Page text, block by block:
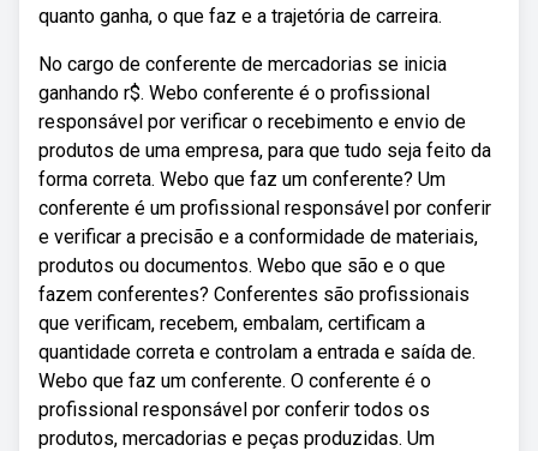
quanto ganha, o que faz e a trajetória de carreira.
No cargo de conferente de mercadorias se inicia
ganhando r$. Webo conferente é o profissional
responsável por verificar o recebimento e envio de
produtos de uma empresa, para que tudo seja feito da
forma correta. Webo que faz um conferente? Um
conferente é um profissional responsável por conferir
e verificar a precisão e a conformidade de materiais,
produtos ou documentos. Webo que são e o que
fazem conferentes? Conferentes são profissionais
que verificam, recebem, embalam, certificam a
quantidade correta e controlam a entrada e saída de.
Webo que faz um conferente. O conferente é o
profissional responsável por conferir todos os
produtos, mercadorias e peças produzidas. Um